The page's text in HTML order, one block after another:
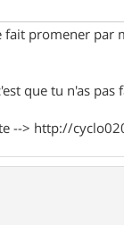
fait promener par
que tu n'as pas
--> http://